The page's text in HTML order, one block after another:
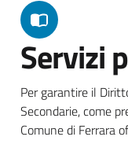
Servizi
Per garantire il
Secondarie, come
Comune di Ferrara